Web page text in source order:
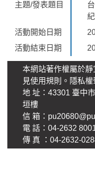
主題/發表題目
活動開始日期
活動結束日期
本網站著作權屬於
見使用規則。 隱私權
地 址：43301 臺中
垣樓
信 箱：
電 話：04-2632
傳 真 ：04-2632-